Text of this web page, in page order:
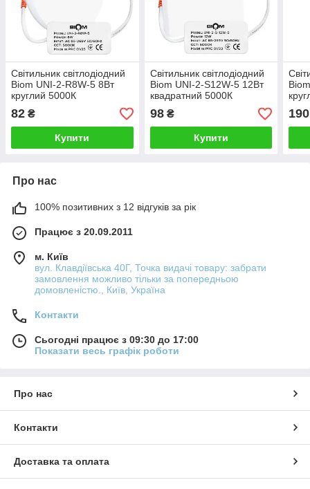
Світильник світлодіодний
Biom UNI-2-R8W-5 8Вт
круглий 5000К
82 ₴
Купити
Світильник світлодіодний
Biom UNI-2-S12W-5 12Вт
квадратний 5000К
98₴
Купити
190
Про нас
100% позитивних з 12 відгуків за рік
Працює з 20.09.2011
м. Київ
вул. Клавдіївська 40Г, Точка видачі товару: забрати
замовлення можливо тільки за попередньою
домовленістю., Київ, Україна
Контакти
Сьогодні працює з 09:30 до 17:00
Показати весь графік роботи
Про нас
Контакти
Доставка та оплата